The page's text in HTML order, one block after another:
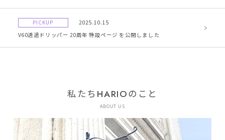
PICKUP
2025.10.15
V60透過ドリッパー 20周年 特設ページ を公開しました
私たちHARIOのこと
ABOUT US